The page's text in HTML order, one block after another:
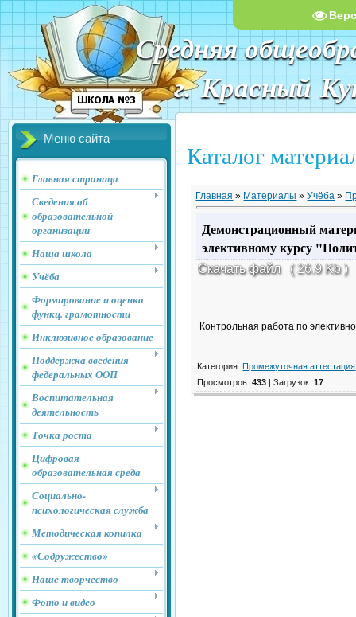
Средняя
г. Красный
Меню сайта
Главная страница
Сведения об
образовательной
организации
Наша школа
Учёба
Формирование и оценка
функц. грамотности
Инклюзивное образование
Поддержка введения
федеральных ООП
Воспитательная
деятельность
Точка роста
Цифровая
образовательная среда
Социально-
психологическая служба
Методическая копилка
«Содружество»
Наше творчество
Фото и видео
Каталог
Главная » Материалы »Учёба »
Демонстрационный
элективному курсу
Скачать файл ( 26.9 Kb )
Контрольная работа по
Категория: Промежуточная аттестация
Просмотров:433 |Загрузок:17